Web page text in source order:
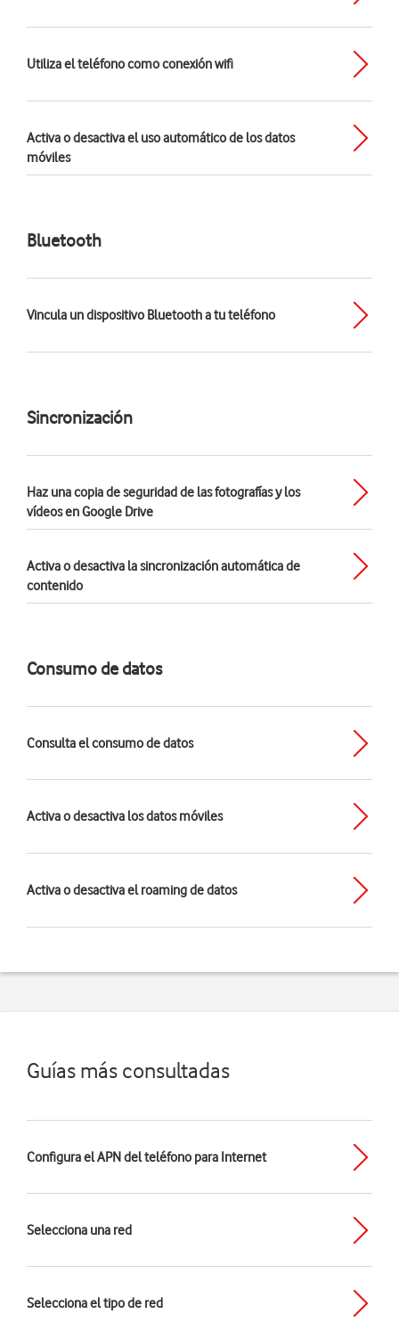
Utiliza el teléfono como conexión wifi
Activa o desactiva el uso automático de los datos
móviles
Bluetooth
Vincula un dispositivo Bluetooth a tu teléfono
Sincronización
Haz una copia de seguridad de las fotografías y los
vídeos en Google Drive
Activa o desactiva la sincronización automática de
contenido
Consumo de datos
Consulta el consumo de datos
Activa o desactiva los datos móviles
Activa o desactiva el roaming de datos
Guías más consultadas
Configura el APN del teléfono para Internet
Selecciona una red
Selecciona el tipo de red